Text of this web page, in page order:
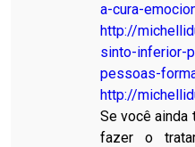
a-cura-
http://
sinto-inferior-
pessoas-
http://
Se você ainda
fazer o